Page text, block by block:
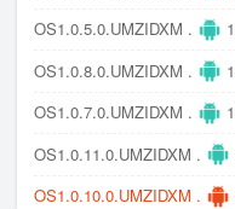
OS1.0.5.0.UMZIDXM .
OS1.0.8.0.UMZIDXM .
OS1.0.7.0.UMZIDXM .
OS1.0.11.0.UMZIDXM .
OS1.0.10.0.UMZIDXM .